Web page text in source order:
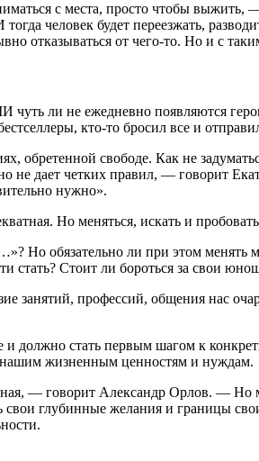
с места, просто чтобы
человек будет переезжать,
отказываться от чего-то. Но и с
ли не ежедневно появляются
кто-то бросил все и
свободе. Как не
дает четких правил, — говорит
нужно».
Но меняться, искать и
Но обязательно ли при этом
стать? Стоит ли бороться за свои
занятий, профессий, общения нас
должно стать первым шагом к
жизненным ценностям и нуждам.
— говорит Александр Орлов. — Но
свои глубинные желания и границы